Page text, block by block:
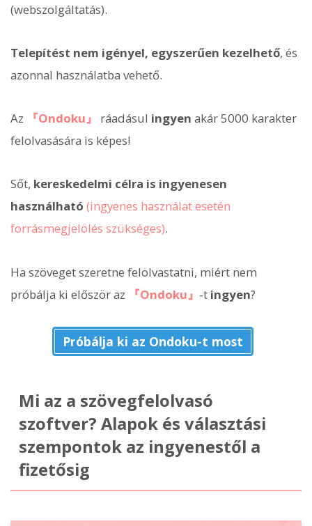
(webszolgáltatás).
Telepítést nem igényel, egyszerűen kezelhető, és
azonnal használatba vehető.
Az 『Ondoku』 ráadásul ingyen akár 5000 karakter
felolvasására is képes!
Sőt, kereskedelmi célra is ingyenesen
használható (ingyenes használat esetén
forrásmegjelölés szükséges).
Ha szöveget szeretne felolvastatni, miért nem
próbálja ki először az
『Ondoku』 -t ingyen?
Próbálja ki az Ondoku-t most
Mi az a szövegfelolvasó
szoftver? Alapok és választási
szempontok az ingyenestől a
fizetősig